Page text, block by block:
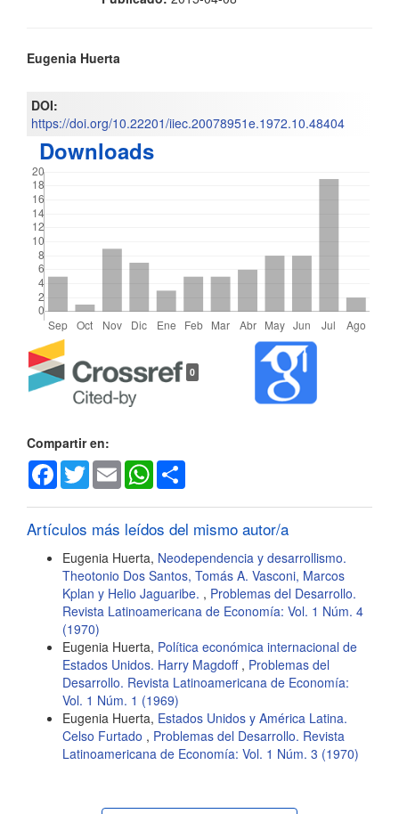
Contenido
principal
del
artículo
Eugenia Huerta
DOI:
https://doi.org/10.22201/iiec.20078951e.1972.10.48404
Downloads
Detalles
del
artículo
0
Compartir en:
Facebook
Twitter Email WhatsApp
Artículos más leídos del mismo autor/a
Eugenia Huerta, Neodependencia y desarrollismo.
Theotonio Dos Santos, Tomás A. Vasconi, Marcos
Kplan y Helio Jaguaribe. , Problemas del Desarrollo.
Revista Latinoamericana de Economía: Vol. 1 Núm. 4
(1970)
Eugenia Huerta, Política económica internacional de
Estados Unidos. Harry Magdoff , Problemas del
Desarrollo. Revista Latinoamericana de Economía:
Vol. 1 Núm. 1 (1969)
Eugenia Huerta, Estados Unidos y América Latina.
Celso Furtado , Problemas del Desarrollo. Revista
Latinoamericana de Economía: Vol. 1 Núm. 3 (1970)